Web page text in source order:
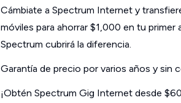
Cámbiate a Spectrum Internet y
móviles para ahorrar $1,000 en tu primer
Spectrum cubrirá la diferencia.
Garantía de precio por varios años y sin
¡Obtén Spectrum Gig Internet desde